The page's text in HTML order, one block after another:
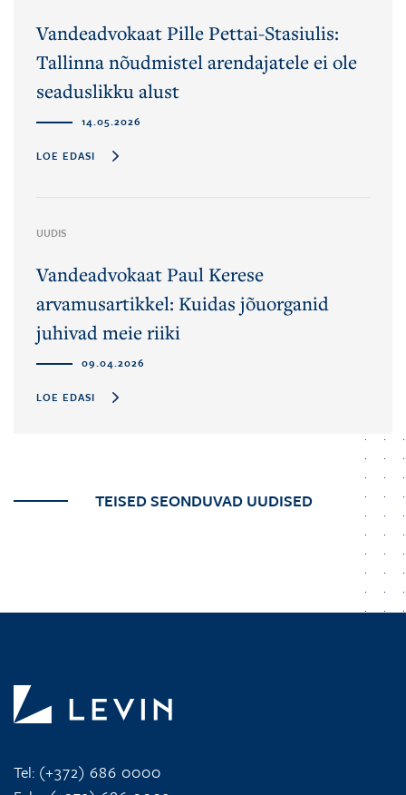
Vandeadvokaat Pille Pettai-Stasiulis:
Tallinna nõudmistel arendajatele ei ole
seaduslikku alust
14.05.2026
LOE EDASI
UUDIS
Vandeadvokaat Paul Kerese
arvamusartikkel: Kuidas jõuorganid
juhivad meie riiki
09.04.2026
LOE EDASI
TEISED SEONDUVAD UUDISED
Tel: (+372) 686 0000